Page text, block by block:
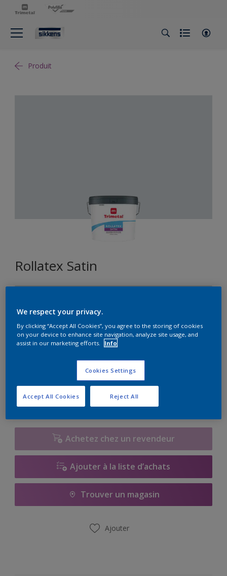
Produit
Rollatex Satin
Format
Quantité
Achetez chez un revendeur
Ajouter à la liste d’achats
Trouver un magasin
Ajouter
We respect your privacy.
By clicking “Accept All Cookies”, you agree to the storing of cookies
on your device to enhance site navigation, analyze site usage, and
assist in our marketing efforts.
Info
Cookies Settings
Reject All
Accept All Cookies